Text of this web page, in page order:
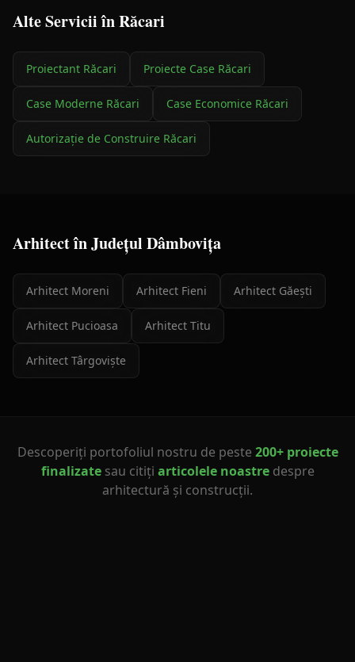
Alte Servicii înRăcari
Proiectant Răcari Proiecte Case Răcari
Case Moderne Răcari Case Economice Răcari
Autorizație de Construire Răcari
Arhitectîn Județul Dâmbovița
Arhitect Moreni Arhitect Fieni Arhitect Găești
Arhitect Pucioasa Arhitect Titu
Arhitect Târgoviște
Descoperiți portofoliul nostru de peste 200+ proiecte
finalizate sau citiți articolele noastre despre
arhitectură și construcții.